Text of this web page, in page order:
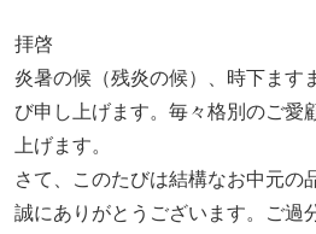
拝啓
炎暑の候（残炎の候）、時下ます
び申し上げます。毎々格別のご愛
上げます。
さて、このたびは結構なお中元の
誠にありがとうございます。ご過